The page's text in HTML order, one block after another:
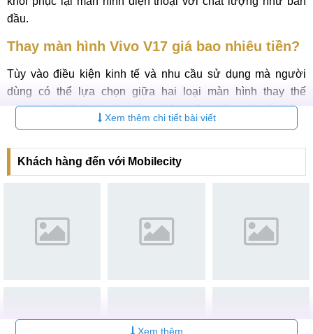
đầu.
Thay màn hình Vivo V17 giá bao nhiêu tiền?
Tùy vào điều kiện kinh tế và nhu cầu sử dụng mà người
dùng có thể lựa chọn giữa hai loại màn hình thay thế
cho Vivo V17 đó là màn hình chính hãng Vivo và màn hình
linh kiện.
Hiện tại, MobileCity đang cung cấp dịch vụ thay màn hình
Dưới đây là bảng giá cho từng dịch vụ, kính mời Quý khách
hàng tham khảo:
STT Tên dịch vụ Giá
Xem thêm chi tiết bài viết
Khách hàng đến với Mobilecity
Xem thêm